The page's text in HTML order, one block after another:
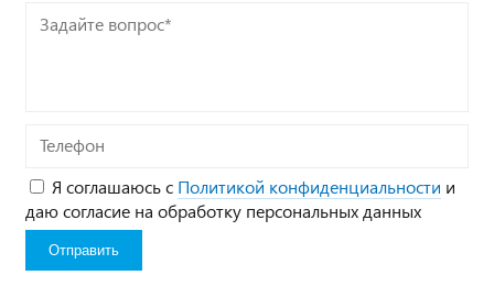
Задайте
вопрос*
Телефон
Я соглашаюсь с Политикой конфиденциальности и
даю согласие на обработку персональных данных